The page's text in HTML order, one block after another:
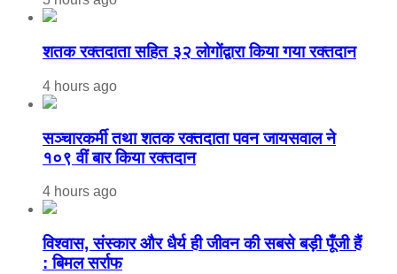
शतक रक्तदाता सहित ३२ लोगोंद्वारा किया गया रक्तदान
4 hours ago
सञ्चारकर्मी तथा शतक रक्तदाता पवन जायसवाल ने
१०९ वीं बार किया रक्तदान
4 hours ago
विश्वास, संस्कार और धैर्य ही जीवन की सबसे बड़ी पूँजी हैं
: बिमल सर्राफ